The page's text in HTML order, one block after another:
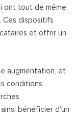
ont tout de même
Ces dispositifs
et offrir un
augmentation, et
conditions
bénéficier d’un